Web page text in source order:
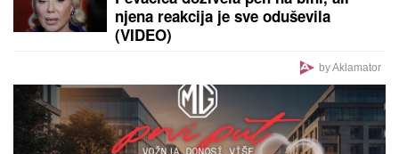
PREPORUKA ZA VAS